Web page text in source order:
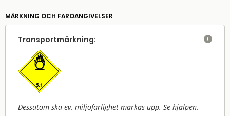
MÄRKNING OCH FAROANGIVELSER
Transport­märkning:
Dessutom ska ev. miljöfarlighet märkas upp. Se hjälpen.
